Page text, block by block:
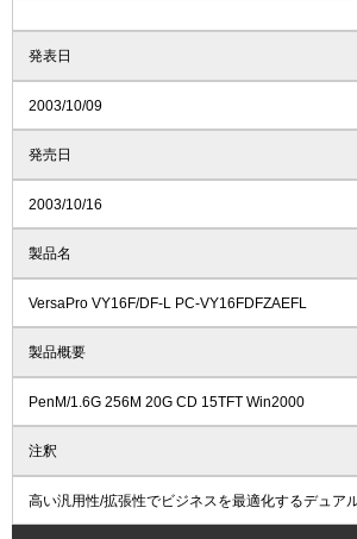
発表日
2003/10/09
発売日
2003/10/16
製品名
VersaPro VY16F/DF-L PC-VY16FDFZAEFL
製品概要
PenM/1.6G 256M 20G CD 15TFT Win2000
注釈
高い汎用性/拡張性でビジネスを最適化するデュア